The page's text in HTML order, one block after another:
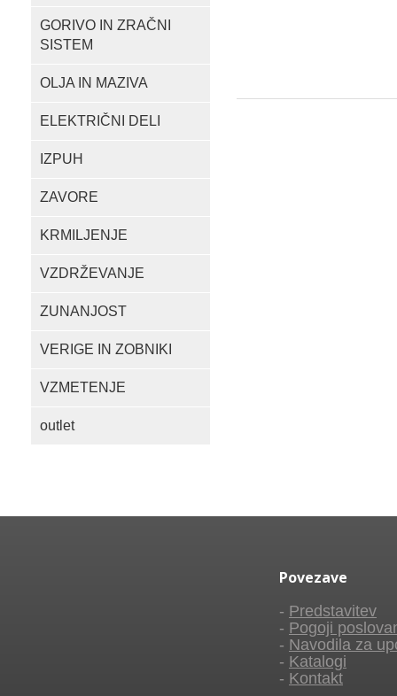
GORIVO IN ZRAČNI
SISTEM
OLJA IN MAZIVA
ELEKTRIČNI DELI
IZPUH
ZAVORE
KRMILJENJE
VZDRŽEVANJE
ZUNANJOST
VERIGE IN ZOBNIKI
VZMETENJE
outlet
Povezave
- Predstavitev
- Pogoji
- Navodila za
- Katalogi
- Kontakt